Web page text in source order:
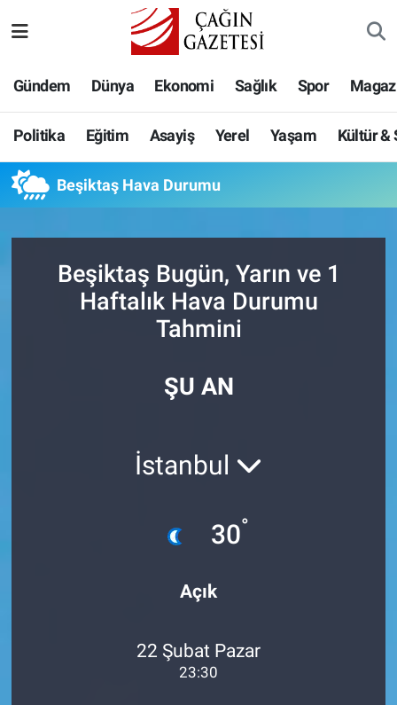
Gündem Dünya Ekonomi Sağlık Spor
Politika Eğitim Asayiş Yerel Yaşam Kültür &
Beşiktaş Hava Durumu
Beşiktaş Bugün, Yarın ve 1
Haftalık Hava Durumu
Tahmini
ŞU AN
İstanbul
30°
Açık
22 Şubat Pazar
23:30
Eğitim
Asayiş
Yerel
Kültür & Sanat
Hava Durumu
Namaz Vakitleri
Trafik Durumu
Tüm Manşetler
Son Dakika Haberleri